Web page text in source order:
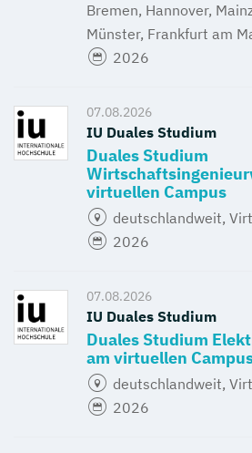
Bremen, Hannover,
Münster, Frankfurt am
2026
07.08.2026
IU Duales Studium
Duales Studium
virtuellen Campus
deutschlandweit,
2026
07.08.2026
IU Duales Studium
Duales Studium
am virtuellen
deutschlandweit,
2026